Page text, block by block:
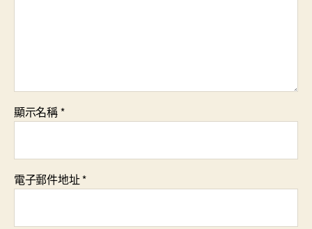
顯示名稱*
電子郵件地址*